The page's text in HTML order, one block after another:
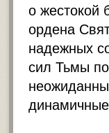
о жестокой
ордена
надежных
сил Тьмы